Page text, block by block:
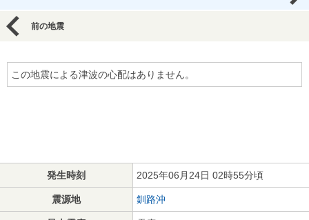
前の地震
この地震による津波の心配はありません。
発生時刻 2025年06月24日 02時55分頃
震源地 釧路沖